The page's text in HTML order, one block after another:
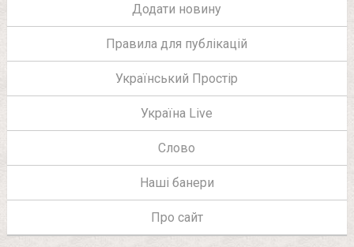
Додати новину
Правила для публікацій
Український Простір
Україна Live
Слово
Наші банери
Про сайт